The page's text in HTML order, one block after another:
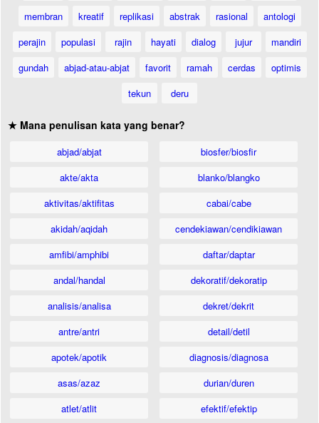
membran
kreatif replikasi abstrak rasional
antologi
perajin
populasi rajin hayati dialog jujur
mandiri
gundah
abjad-atau-abjat favorit ramah cerdas
optimis
tekun
deru
★ Mana penulisan kata yang benar?
abjad/abjat
akte/akta
aktivitas/aktifitas
akidah/aqidah
amfibi/amphibi
andal/handal
analisis/analisa
antre/antri
apotek/apotik
asas/azaz
atlet/atlit
biosfer/biosfir
blanko/blangko
cabai/cabe
cendekiawan/cendikiawan
daftar/daptar
dekoratif/dekoratip
dekret/dekrit
detail/detil
diagnosis/diagnosa
durian/duren
efektif/efektip